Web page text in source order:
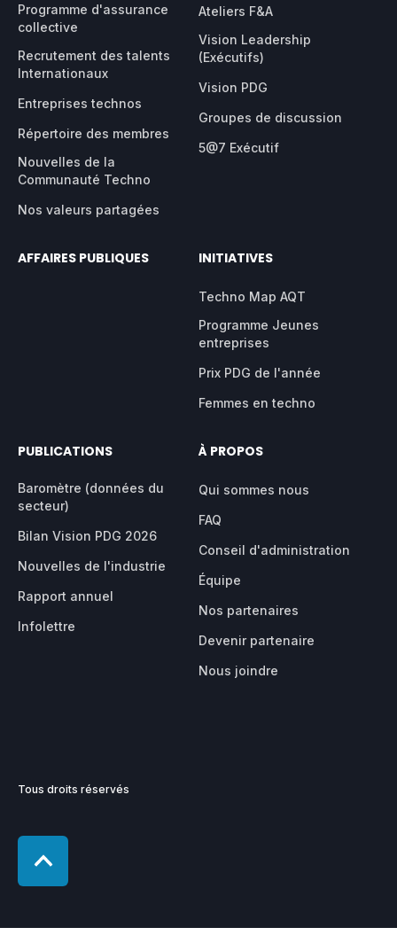
Programme d'assurance
collective
Recrutement des talents
Internationaux
Entreprises technos
Répertoire des membres
Nouvelles de la
Communauté Techno
Nos valeurs partagées
Ateliers F&A
Vision Leadership
(Exécutifs)
Vision PDG
Groupes de discussion
5@7 Exécutif
AFFAIRES PUBLIQUES INITIATIVES
Techno Map AQT
Programme Jeunes
entreprises
Prix PDG de l'année
Femmes en techno
PUBLICATIONS
Baromètre (données du
secteur)
Bilan Vision PDG 2026
Nouvelles de l'industrie
Rapport annuel
Infolettre
À PROPOS
Qui sommes nous
FAQ
Conseil d'administration
Équipe
Nos partenaires
Devenir partenaire
Nous joindre
Tous droits réservés